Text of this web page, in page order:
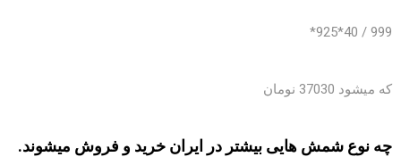
999 / 40*925*
که میشود 37030 نومان
چه نوع شمش هایی بیشتر در ایران خرید و فروش میشوند.